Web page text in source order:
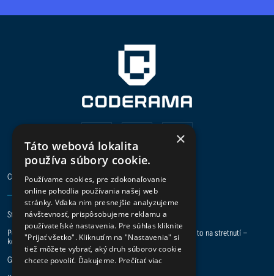
CODERAMA
Staň sa digital hero a pridaj sa k nám do tímu.
Potrebuje vaša spoločnosť pomoc s IT projektmi? Preberme to na stretnutí -
kontakt je tu.
GDPR|ISO 27001| ISO 9001
×
Táto webová lokalita
používa súbory cookie.
Používame cookies, pre zdokonaľovanie
online pohodlia používania našej web
stránky. Vďaka nim presnejšie analyzujeme
návštevnosť, prispôsobujeme reklamu a
používateľské nastavenia. Pre súhlas kliknite
"Prijať všetko". Kliknutím na "Nastavenia" si
tiež môžete vybrať, aký druh súborov cookie
chcete povoliť. Ďakujeme. Prečítať viac